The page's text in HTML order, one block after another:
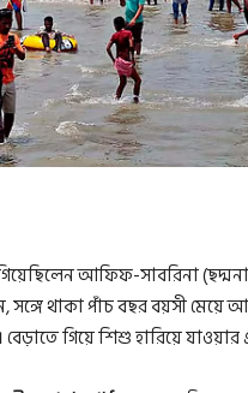
আফিফ-সাবরিনা
সঙ্গে থাকা পাঁচ বছর বয়সী
গিয়ে শিশু হারিয়ে